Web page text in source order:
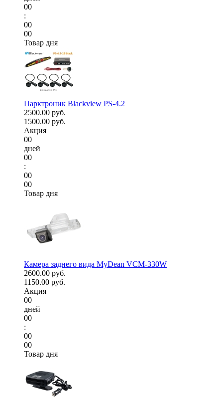
00
:
00
00
Товар дня
Парктроник Blackview PS-4.2
2500.00 руб.
1500.00 руб.
Акция
00
дней
00
:
00
00
Товар дня
Камера заднего вида MyDean VCM-330W
2600.00 руб.
1150.00 руб.
Акция
00
дней
00
:
00
00
Товар дня